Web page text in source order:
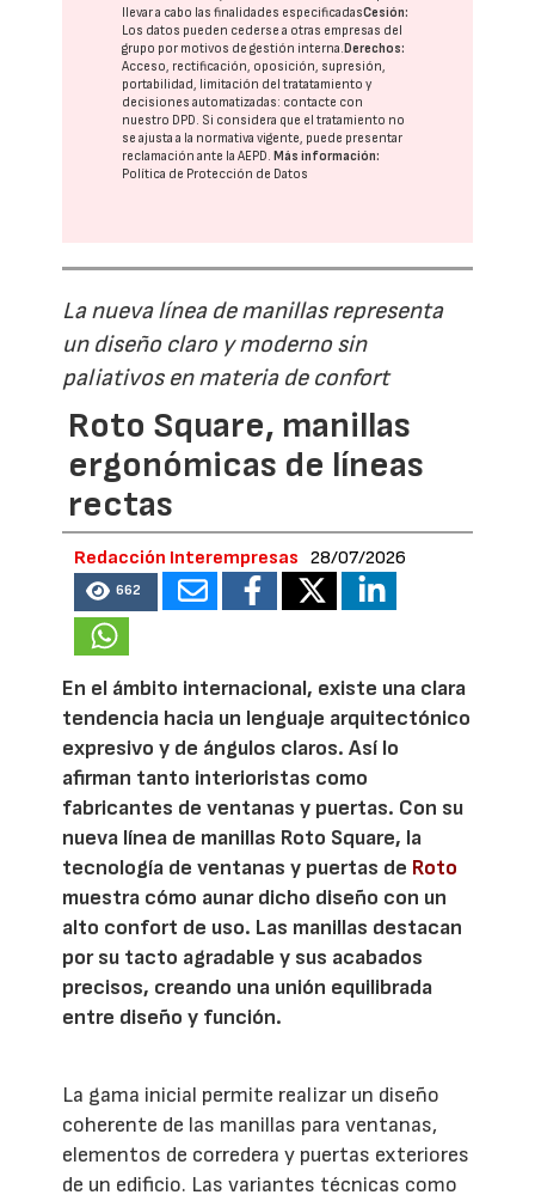
llevar a cabo las finalidades especificadasCesión:
Los datos pueden cederse a otras empresas del
grupo por motivos de gestión interna.Derechos:
Acceso, rectificación, oposición, supresión,
portabilidad, limitación del tratatamiento y
decisiones automatizadas: contacte con
nuestro DPD. Si considera que el tratamiento no
se ajusta a la normativa vigente, puede presentar
reclamación ante laAEPD.Más información:
Política de Protección de Datos
La nueva línea de manillas representa
un diseño claro y moderno sin
paliativos en materia de confort
Roto Square, manillas
ergonómicas de líneas
rectas
Redacción Interempresas 28/07/2026
662
En el ámbito internacional, existe una clara
tendencia hacia un lenguaje arquitectónico
expresivo y de ángulos claros. Así lo
afirman tanto interioristas como
fabricantes de ventanas y puertas. Con su
nueva línea de manillas Roto Square, la
tecnología de ventanas y puertas de Roto
muestra cómo aunar dicho diseño con un
alto confort de uso. Las manillas destacan
por su tacto agradable y sus acabados
precisos, creando una unión equilibrada
entre diseño y función.
La gama inicial permite realizar un diseño
coherente de las manillas para ventanas,
elementos de corredera y puertas exteriores
de un edificio. Las variantes técnicas como